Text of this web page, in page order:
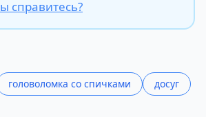
справитесь?
головоломка со спичками досуг